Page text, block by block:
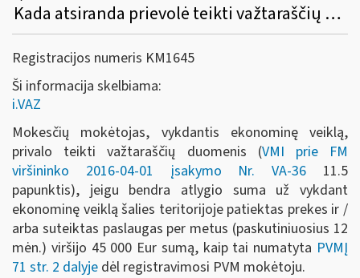
Kada atsiranda prievolė teikti važtaraščių duomenis, jeigu bendra atlygio suma už vykdant ekonominę veiklą šalies teritorijoje patiektas prekes ir / arba suteiktas paslaugas per metus (paskutiniuosius 12 mėn.) viršijo 45 000 Eur sumą?
Registracijos numeris KM1645
Ši informacija skelbiama:
i.VAZ
Mokesčių mokėtojas, vykdantis ekonominę veiklą,
privalo teikti važtaraščių duomenis (VMI prie FM
viršininko 2016-04-01 įsakymo Nr. VA-36 11.5
papunktis), jeigu bendra atlygio suma už vykdant
ekonominę veiklą šalies teritorijoje patiektas prekes ir /
arba suteiktas paslaugas per metus (paskutiniuosius 12
mėn.) viršijo 45 000 Eur sumą, kaip tai numatyta PVMĮ
71 str. 2 dalyje dėl registravimosi PVM mokėtoju.